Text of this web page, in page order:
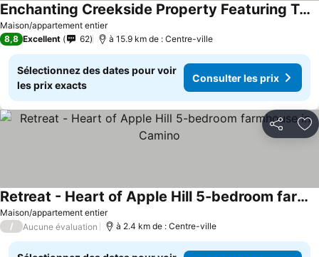
Maison/appartement entier
Enchanting Creekside Property Featuring Two Cabins - Rent One Or Both
Consulter les prix
8,8 Excellent 62 à 15.9 km de : Centre-ville
Sélectionnez des dates pour voir
les prix exacts
Consulter les prix
Partager
Maison/appartement entier
Retreat - Heart of Apple Hill 5-bedroom farmhouse in Camino
Consulter les prix
/ Aucune évaluation à 2.4 km de : Centre-ville